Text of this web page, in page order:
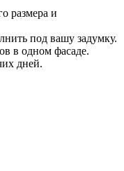
размера и
под вашу задумку.
в одном фасаде.
дней.